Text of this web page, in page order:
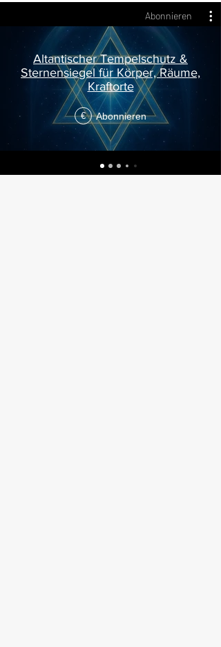
Abonnieren
Altantischer Tempelschutz &
Sternensiegel für Körper, Räume,
Kraftorte
€ Abonnieren